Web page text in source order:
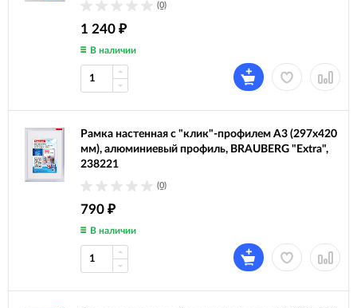
(0)
1 240 ₽
В наличии
Рамка настенная с "клик"-профилем А3 (297х420
мм), алюминиевый профиль, BRAUBERG "Extra",
238221
(0)
790 ₽
В наличии